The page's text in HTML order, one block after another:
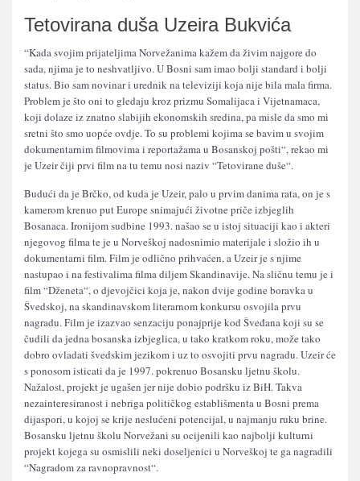
Tetovirana duša Uzeira Bukvića
“Kada svojim prijateljima Norvežanima kažem da živim najgore do
sada, njima je to neshvatljivo. U Bosni sam imao bolji standard i bolji
status. Bio sam novinar i urednik na televiziji koja nije bila mala firma.
Problem je što oni to gledaju kroz prizmu Somalijaca i Vijetnamaca,
koji dolaze iz znatno slabijih ekonomskih sredina, pa misle da smo mi
sretni što smo uopće ovdje. To su problemi kojima se bavim u svojim
dokumentarnim filmovima i reportažama u Bosanskoj pošti“, rekao mi
je Uzeir čiji prvi film na tu temu nosi naziv “Tetovirane duše“.
Budući da je Brčko, od kuda je Uzeir, palo u prvim danima rata, on je s
kamerom krenuo put Europe snimajući životne priče izbjeglih
Bosanaca. Ironijom sudbine 1993. našao se u istoj situaciji kao i akteri
njegovog filma te je u Norveškoj nadosnimio materijale i složio ih u
dokumentarni film. Film je odlično prihvaćen, a Uzeir je s njime
nastupao i na festivalima filma diljem Skandinavije. Na sličnu temu je i
film “Dženeta“, o djevojčici koja je, nakon dvije godine boravka u
Švedskoj, na skandinavskom literarnom konkursu osvojila prvu
nagradu. Film je izazvao senzaciju ponajprije kod Šveđana koji su se
čudili da jedna bosanska izbjeglica, u tako kratkom roku, može tako
dobro ovladati švedskim jezikom i uz to osvojiti prvu nagradu. Uzeir će
s ponosom isticati da je 1997. pokrenuo Bosansku ljetnu školu.
Nažalost, projekt je ugašen jer nije dobio podršku iz BiH. Takva
nezainteresiranost i nebriga političkog establišmenta u Bosni prema
dijaspori, u kojoj se krije neslućeni potencijal, u najmanju ruku brine.
Bosansku ljetnu školu Norvežani su ocijenili kao najbolji kulturni
projekt kojega su osmislili neki doseljenici u Norveškoj te ga nagradili
“Nagradom za ravnopravnost“.